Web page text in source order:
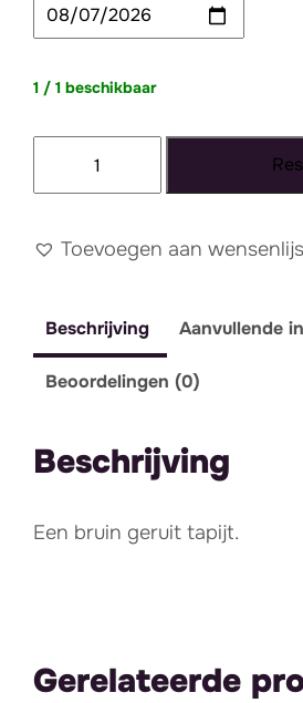
1 / 1 beschikbaar
Toevoegen aan
Beschrijving Aanvullende
Beoordelingen (0)
Beschrijving
Een bruin geruit tapijt.
Gerelateerde